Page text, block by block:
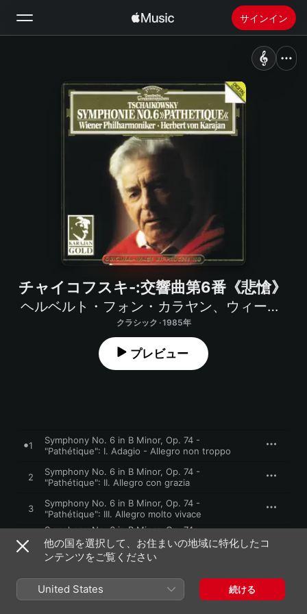
サインイン
新着おすすめ
Apple Musicをインストール
チャイコフスキ-:交響曲第6番《悲愴》
ヘルベルト・フォン・カラヤン、 ウィーン・フィルハーモニー管弦楽団
クラシック · 1985年
プレビュー
1
Symphony No. 6 in B Minor, Op. 74 -
"Pathétique": I. Adagio - Allegro non troppo
2
Symphony No. 6 in B Minor, Op. 74 -
"Pathétique": II. Allegro con grazia
3
Symphony No. 6 in B Minor, Op. 74 -
"Pathétique": III. Allegro molto vivace
4
Symphony No. 6 in B Minor, Op. 74 -
"Pathétique": IV. Finale (Adagio lamentoso -
Andante)
1985年1月1日
他の国を選択して、お住まいの地域に特化したコ
ンテンツをご覧ください
United States 続ける